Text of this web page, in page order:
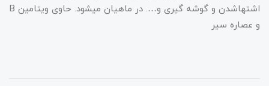
اشتهاشدن و گوشه گیری و…. در ماهیان میشود. حاوی ویتامین B
و عصاره سیر